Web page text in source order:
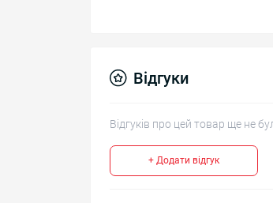
Відгуки
Відгуків про цей товар ще не
+ Додати відгук